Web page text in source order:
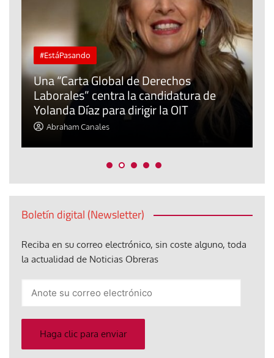
#EstáPasando
Una “Carta Global de Derechos
Laborales” centra la candidatura de
Yolanda Díaz para dirigir la OIT
Abraham Canales
Boletín digital (Newsletter)
Reciba en su correo electrónico, sin coste alguno, toda
la actualidad de Noticias Obreras
electrónico
Haga clic para enviar